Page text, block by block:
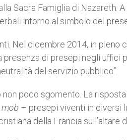
Sacra Famiglia di Nazareth.
intorno al simbolo del
Nel dicembre 2014, in pieno
presenza di presepi negli uffici
del servizio pubblico”.
poco sgomento. La
– presepi viventi in diversi
della Francia sull’altare